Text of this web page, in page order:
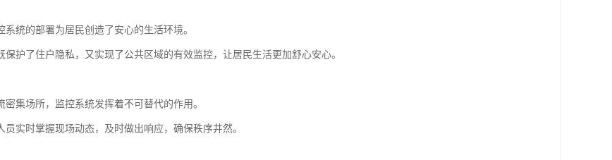
系统的部署为居民创造了安心的生活环境。
保护了住户隐私，又实现了公共区域的有效监控，让居民生活更加舒心安心。
密集场所，监控系统发挥着不可替代的作用。
员实时掌握现场动态，及时做出响应，确保秩序井然。